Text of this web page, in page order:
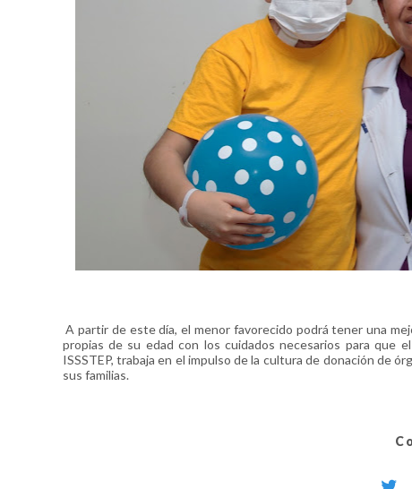
A partir de este día, el menor favorecido podrá tener una
propias de su edad con los cuidados necesarios para que
ISSSTEP, trabaja en el impulso de la cultura de donación de
sus familias.